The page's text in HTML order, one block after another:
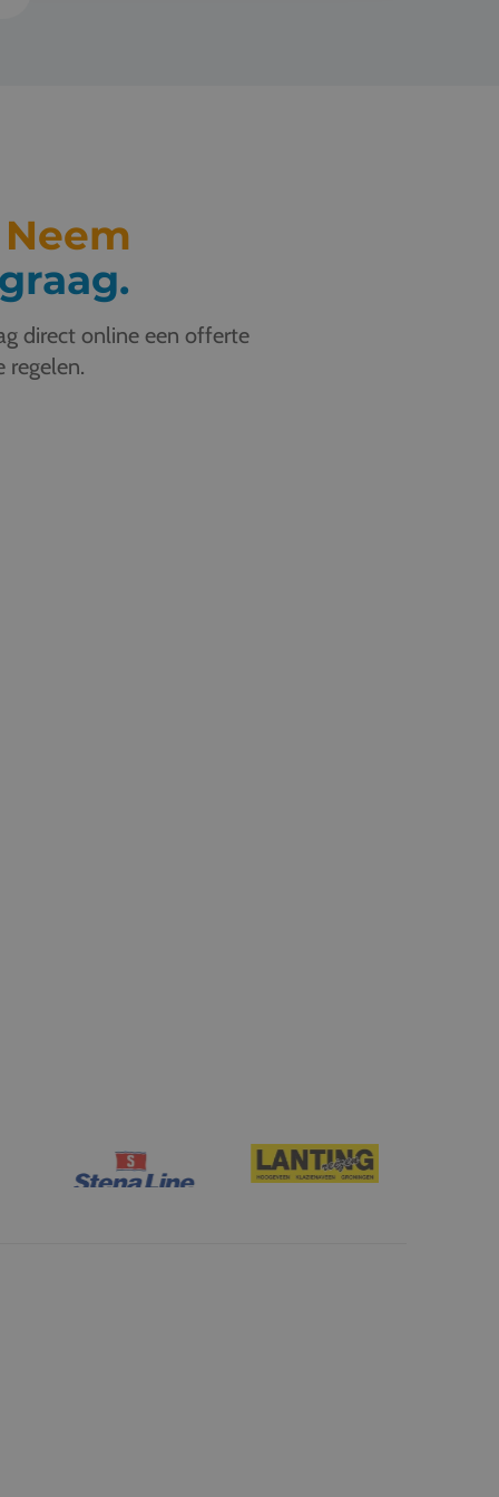
Neem
direct online een offerte
regelen.